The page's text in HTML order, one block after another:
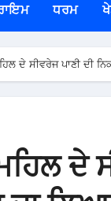
ਦਾ ਛਾਪਾ –
ਪਾਰਟੀਆਂ ਦੇ
ਧਰਮ
ਦੇ ਸੀਵਰੇਜ ਪਾਣੀ ਦੀ
ਦੇ